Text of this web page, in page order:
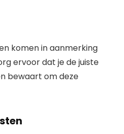
komen in aanmerking
ervoor dat je de juiste
bewaart om deze